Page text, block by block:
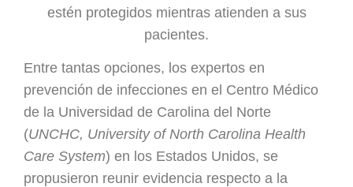
estén protegidos mientras atienden a sus
pacientes.
Entre tantas opciones, los expertos en
prevención de infecciones en el Centro Médico
de la Universidad de Carolina del Norte
(UNCHC, University of North Carolina Health
Care System) en los Estados Unidos, se
propusieron reunir evidencia respecto a la